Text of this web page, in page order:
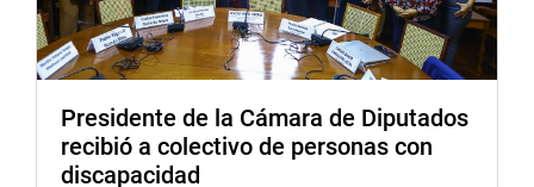
PRENSA CONGRESO
Presidente de la Cámara de Diputados
recibió a colectivo de personas con
discapacidad